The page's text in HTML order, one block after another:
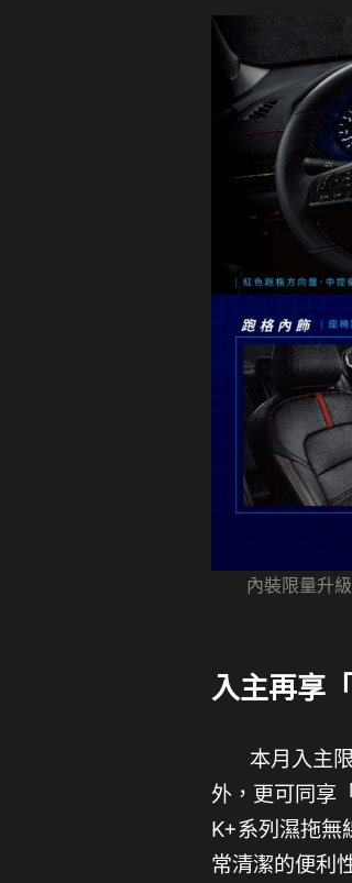
內裝限量升
入主再享
本月入主限
外，更可同享
K+系列濕拖無
常清潔的便利